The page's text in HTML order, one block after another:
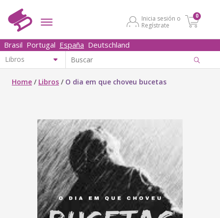
Inicia sesión o
Regístrate
0
Brasil Portugal España Deutschland
Home / Libros / O dia em que choveu bucetas